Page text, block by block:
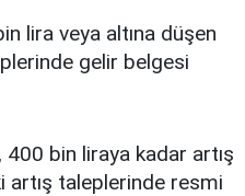
lira veya altına düşen
gelir belgesi
bin liraya kadar artış
artış taleplerinde resmi